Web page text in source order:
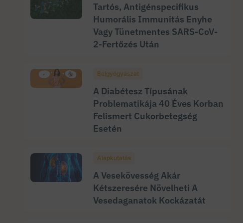
Tartós, Antigénspecifikus
Humorális Immunitás Enyhe
Vagy Tünetmentes SARS-CoV-
2-Fertőzés Után
Belgyógyászat
A Diabétesz Típusának
Problematikája 40 Éves Korban
Felismert Cukorbetegség
Esetén
Alapkutatás
A Vesekövesség Akár
Kétszeresére Növelheti A
Vesedaganatok Kockázatát